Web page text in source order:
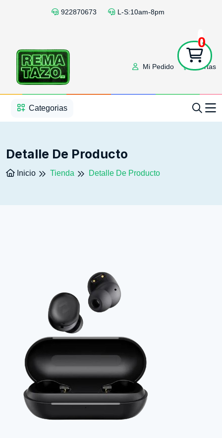
922870673 L-S:10am-8pm
Mi Pedido Ofertas
0
Categorias
Detalle De Producto
Inicio Tienda Detalle De Producto